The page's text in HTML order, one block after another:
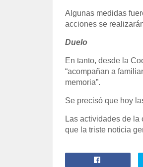
Algunas medidas
acciones se
Duelo
En tanto, desde la
“acompañan a
memoria”.
Se precisó que hoy
Las actividades de
que la triste noticia